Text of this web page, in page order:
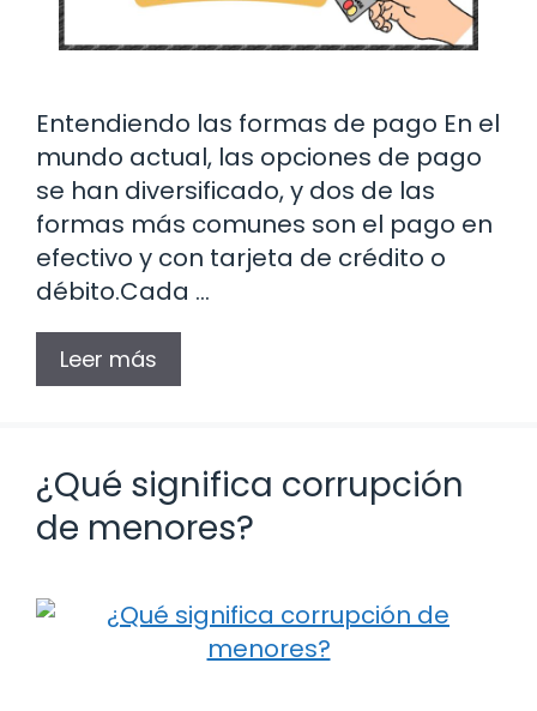
Entendiendo las formas de pago En el
mundo actual, las opciones de pago
se han diversificado, y dos de las
formas más comunes son el pago en
efectivo y con tarjeta de crédito o
débito.Cada …
Leer más
¿Qué significa corrupción
de menores?